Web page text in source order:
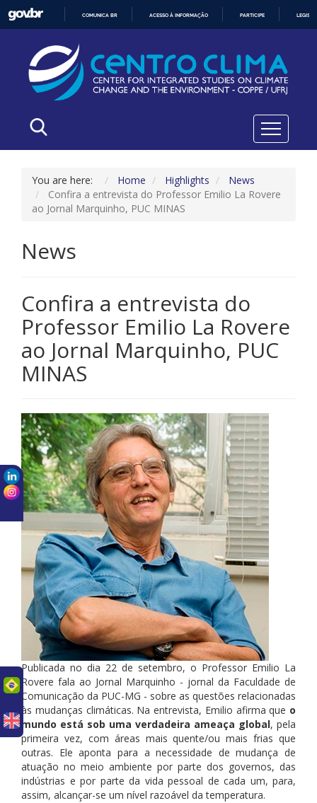
O
CONTEÚDO
COMUNICA BR ACESSO À INFORMAÇÃO PARTICIPE
You are here: Home Highlights
News
Confira a entrevista do Professor Emilio La Rovere
ao Jornal Marquinho, PUC MINAS
News
Confira a entrevista do
Professor Emilio La Rovere
ao Jornal Marquinho, PUC
MINAS
Publicada no dia 22 de setembro, o Professor Emilio La
Rovere fala ao Jornal Marquinho - jornal da Faculdade de
Comunicação da PUC-MG - sobre as questões relacionadas
às mudanças climáticas. Na entrevista, Emilio afirma que o
mundo está sob uma verdadeira ameaça global, pela
primeira vez, com áreas mais quente/ou mais frias que
outras. Ele aponta para a necessidade de mudança de
atuação no meio ambiente por parte dos governos, das
indústrias e por parte da vida pessoal de cada um, para,
assim, alcançar-se um nível razoável da temperatura.